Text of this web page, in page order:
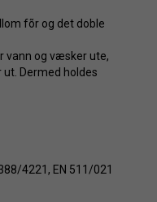
fõr og det doble
vann og væsker ute,
Dermed holdes
4221, EN 511/021